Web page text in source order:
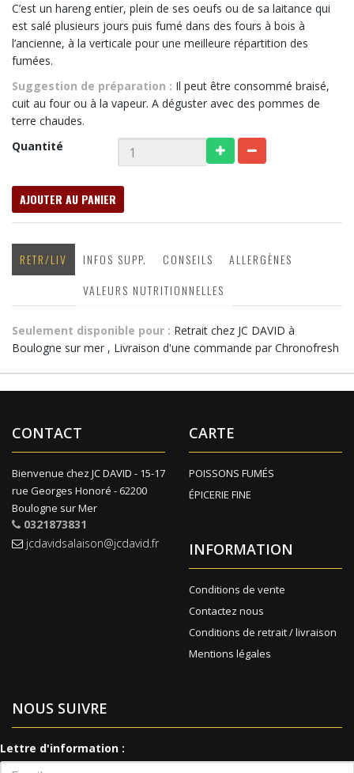
C’est un hareng entier, plein de ses oeufs ou de sa laitance qui
est salé plusieurs jours puis fumé dans des fours à bois à
l’ancienne, à la verticale pour une meilleure répartition des
fumées.
Suggestion de préparation : Il peut être consommé braisé,
cuit au four ou à la vapeur. A déguster avec des pommes de
terre chaudes.
Quantité
AJOUTER AU PANIER
RETR/LIV INFOS SUPP. CONSEILS
ALLERGÈNES
VALEURS NUTRITIONNELLES
Seulement disponible pour : Retrait chez JC DAVID à
Boulogne sur mer , Livraison d'une commande par Chronofresh
CONTACT
Bienvenue chez JC DAVID - 15-17
rue Georges Honoré - 62200
Boulogne sur Mer
0321873831
jcdavidsalaison@jcdavid.fr
CARTE
POISSONS FUMÉS
ÉPICERIE FINE
INFORMATION
Conditions de vente
Contactez nous
Conditions de retrait / livraison
Mentions légales
NOUS SUIVRE
Lettre d'information :